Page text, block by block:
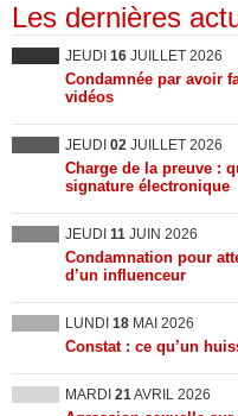
Les dernières
JEUDI 16 JUILLET 2026
Condamnée par avoir
vidéos
JEUDI 02 JUILLET 2026
Charge de la preuve :
signature électronique
JEUDI 11 JUIN 2026
Condamnation pour
d’un influenceur
LUNDI 18 MAI 2026
Constat : ce qu’un
MARDI 21AVRIL 2026